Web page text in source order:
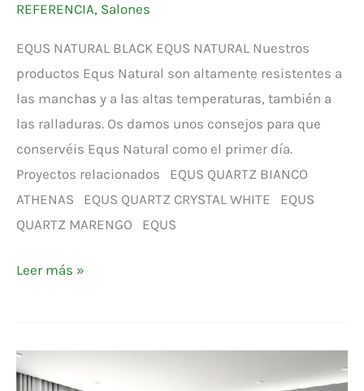
REFERENCIA, Salones
EQUS NATURAL BLACK EQUS NATURAL Nuestros
productos Equs Natural son altamente resistentes a
las manchas y a las altas temperaturas, también a
las ralladuras. Os damos unos consejos para que
conservéis Equs Natural como el primer día.
Proyectos relacionados EQUS QUARTZ BIANCO
ATHENAS EQUS QUARTZ CRYSTAL WHITE EQUS
QUARTZ MARENGO EQUS
Leer más »
EQUS
NATURAL